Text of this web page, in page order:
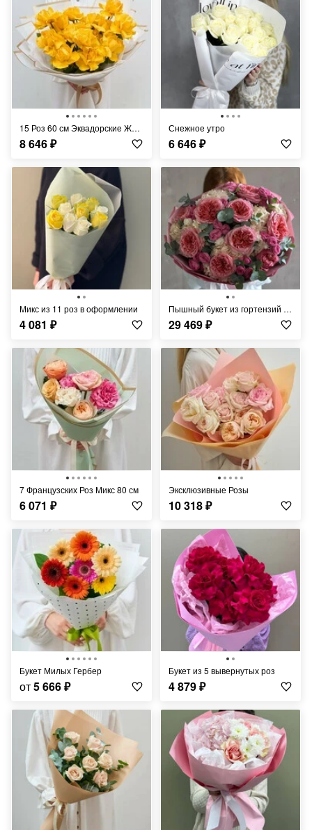
15 Роз 60 см Эквадорские Жёлтые
8 646₽
Снежное утро
6 646₽
микс из 11 роз в оформлении
4 081 ₽
Пышный букет из гортензий и пионовидных роз
29 469₽
7 Французских Роз Микс 80 см
6 071 ₽
Эксклюзивные Розы
10 318₽
Букет Милых Гербер
от5 666₽
Букет из 5 вывернутых роз
4 879₽